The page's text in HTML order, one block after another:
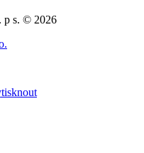
p s. © 2026